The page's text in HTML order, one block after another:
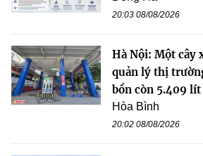
20:03 08/08/2026
Hà Nội: Một cây
quản lý thị
bồn còn 5.409 lít
Hòa Bình
20:02 08/08/2026